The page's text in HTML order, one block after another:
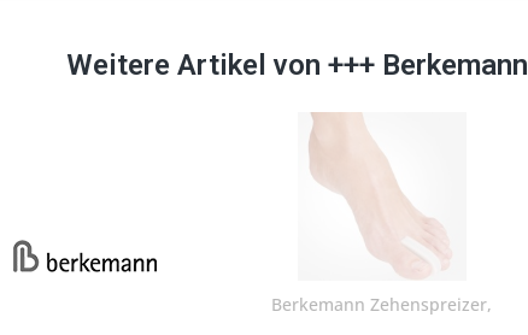
Weitere Artikel von +++
Berkemann Zehenspreizer,